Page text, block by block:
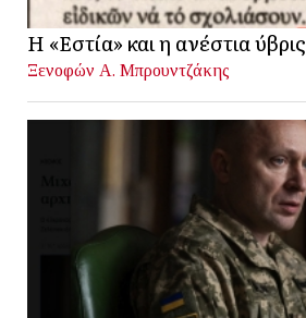
Η «Εστία» και η ανέστια ύβρις
Ξενοφών Α. Μπρουντζάκης